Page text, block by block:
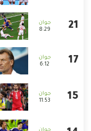
8:29
6:12
11:53